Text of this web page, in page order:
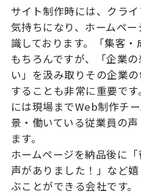
サイト制作時には、クラ
気持ちになり、ホームペ
識しております。「集客
もちろんですが、「企業
い」を汲み取りその企業
することも非常に重要で
には現場までWeb制作チ
景・働いている従業員の
ます。
ホームページを納品後に
声がありました！」など
ぶことができる会社です。